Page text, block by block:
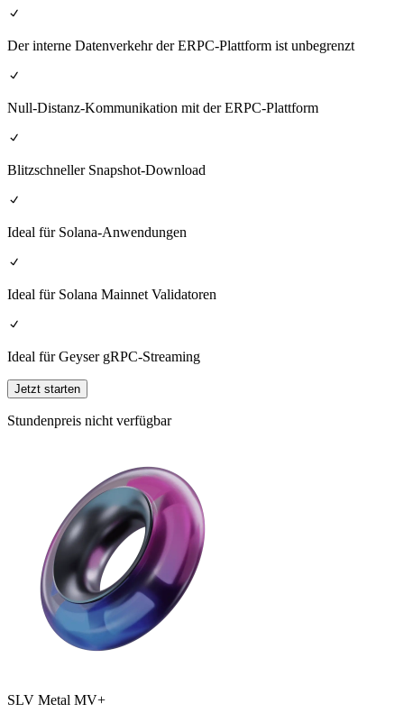
Der interne Datenverkehr der ERPC-Plattform ist unbegrenzt
Null-Distanz-Kommunikation mit der ERPC-Plattform
Blitzschneller Snapshot-Download
Ideal für Solana-Anwendungen
Ideal für Solana Mainnet Validatoren
Ideal für Geyser gRPC-Streaming
Jetzt starten
Stundenpreis nicht verfügbar
SLV Metal MV+